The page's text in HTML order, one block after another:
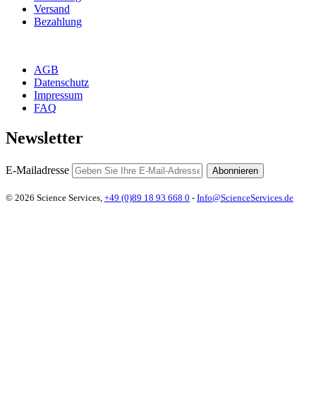
Versand
Bezahlung
AGB
Datenschutz
Impressum
FAQ
Newsletter
E-Mailadresse Abonnieren
© 2026 Science Services, +49 (0)89 18 93 668 0 - Info@ScienceServices.de